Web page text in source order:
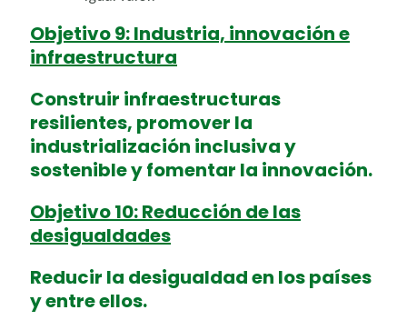
Objetivo 9: Industria, innovación e
infraestructura
Construir infraestructuras
resilientes, promover la
industrialización inclusiva y
sostenible y fomentar la innovación.
Objetivo 10: Reducción de las
desigualdades
Reducir la desigualdad en los países
y entre ellos.